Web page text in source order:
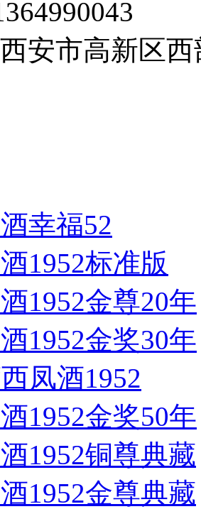
安市高新区西
幸福52
1952标准版
1952金尊20年
1952金奖30年
凤酒1952
1952金奖50年
1952铜尊典藏
1952金尊典藏